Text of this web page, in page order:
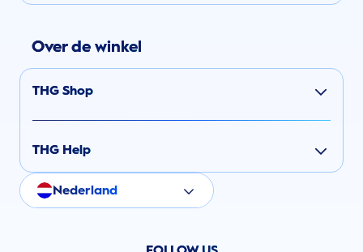
Over de winkel
THG Shop
THG Help
Nederland